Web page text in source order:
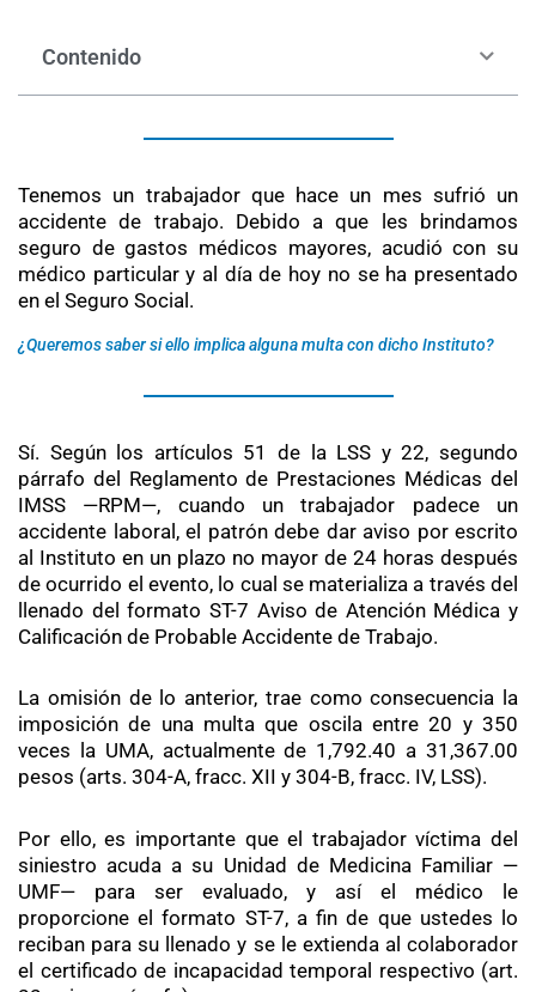
Contenido
Tenemos un trabajador que hace un mes sufrió un
accidente de trabajo. Debido a que les brindamos
seguro de gastos médicos mayores, acudió con su
médico particular y al día de hoy no se ha presentado
en el Seguro Social.
¿Queremos saber si ello implica alguna multa con dicho Instituto?
Sí. Según los artículos 51 de la LSS y 22, segundo
párrafo del Reglamento de Prestaciones Médicas del
IMSS —RPM—, cuando un trabajador padece un
accidente laboral, el patrón debe dar aviso por escrito
al Instituto en un plazo no mayor de 24 horas después
de ocurrido el evento, lo cual se materializa a través del
llenado del formato ST-7 Aviso de Atención Médica y
Calificación de Probable Accidente de Trabajo.
La omisión de lo anterior, trae como consecuencia la
imposición de una multa que oscila entre 20 y 350
veces la UMA, actualmente de 1,792.40 a 31,367.00
pesos (arts. 304-A, fracc. XII y 304-B, fracc. IV, LSS).
Por ello, es importante que el trabajador víctima del
siniestro acuda a su Unidad de Medicina Familiar —
UMF— para ser evaluado, y así el médico le
proporcione el formato ST-7, a fin de que ustedes lo
reciban para su llenado y se le extienda al colaborador
el certificado de incapacidad temporal respectivo (art.